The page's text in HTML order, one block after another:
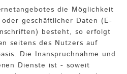
die Möglichkeit
geschäftlicher Daten (E-
besteht, so erfolgt
seitens des Nutzers auf
Die Inanspruchnahme und
Dienste ist - soweit